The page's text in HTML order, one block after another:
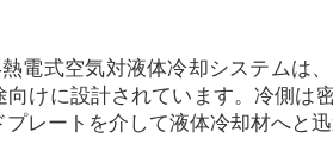
電式空気対液体冷却システムは
向けに設計されています。冷側は
レートを介して液体冷却材へと